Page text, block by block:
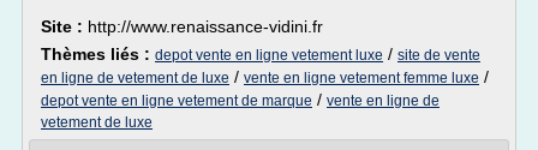
Site : http://www.renaissance-vidini.fr
Thèmes liés : depot vente en ligne vetement luxe / site de vente
en ligne de vetement de luxe / vente en ligne vetement femme luxe /
depot vente en ligne vetement de marque / vente en ligne de
vetement de luxe